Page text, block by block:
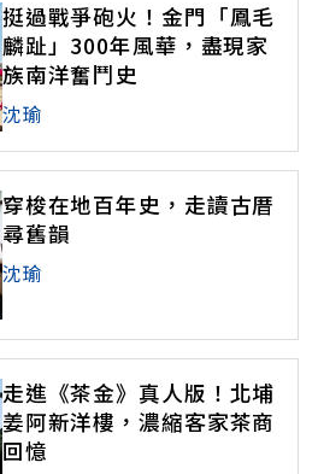
挺過戰爭砲火！金門「鳳毛
麟趾」300年風華，盡現家
族南洋奮鬥史
沈瑜
穿梭在地百年史，走讀古厝
尋舊韻
沈瑜
走進《茶金》真人版！北埔
姜阿新洋樓，濃縮客家茶商
回憶